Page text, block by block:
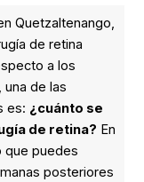
Quetzaltenango,
de retina
a los
de las
es: ¿cuánto se
de retina? En
que puedes
posteriores